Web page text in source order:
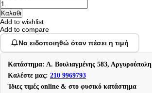
Add to wishlist
Add to compare
Να ειδοποιηθώ όταν πέσει η τιμή
Κατάστημα: Λ. Βουλιαγμένης 583, Αργυρούπολη
Καλέστε μας: 210 9969793
Ίδιες τιμές online & στο φυσικό κατάστημα